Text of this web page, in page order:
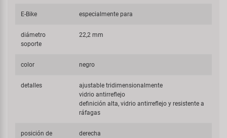
E-Bike especialmente para
diámetro
soporte
22,2 mm
color negro
detalles
ajustable tridimensionalmente
vidrio antirreflejo
definición alta, vidrio antirreflejo y resistente a
ráfagas
posición de
derecha